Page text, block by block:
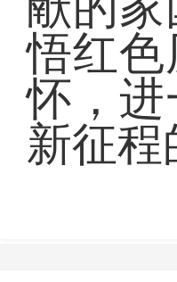
悟红
怀，
新征